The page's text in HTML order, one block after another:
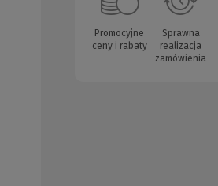
Promocyjne
ceny i rabaty
Sprawna
realizacja
zamówienia